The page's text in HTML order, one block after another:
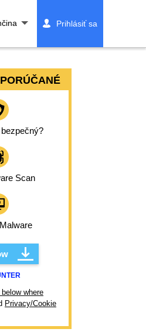
Prihlásiť sa
Scan
where
Privacy/Cookie